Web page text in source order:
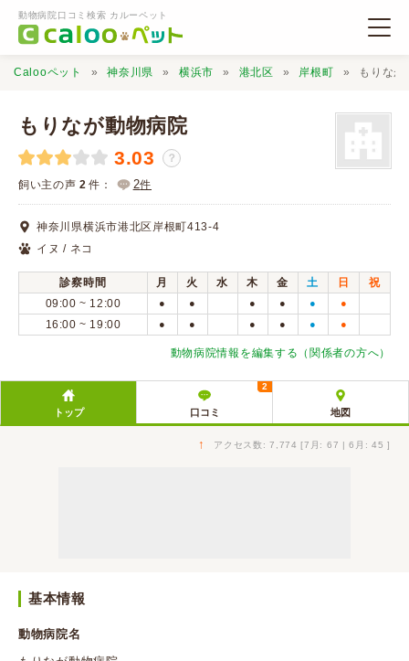
動物病院口コミ検索 カルーペット
動物病院検索
口コミ検索
Calooペットとは？
Calooペット 神奈川県 横浜市 港北区 岸根町 もりなが
もりなが動物病院
3.03 ？
飼い主の声 2 件： 2件
神奈川県横浜市港北区岸根町413-4
イヌ / ネコ
診察時間 月 火 水 木 金 土 日
祝
09:00 ~ 12:00
● ● ● ● ● ●
16:00 ~ 19:00 ● ● ● ● ● ●
動物病院情報を編集する（関係者の方へ）
トップ 口コミ
2
地図
↑ アクセス数: 7,774 [7月: 67 | 6月: 45 ]
基本情報
動物病院名